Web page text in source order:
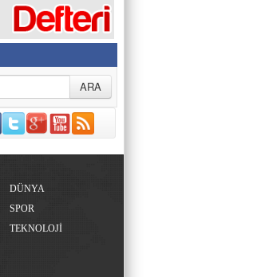
DÜNYA
SPOR
TEKNOLOJİ